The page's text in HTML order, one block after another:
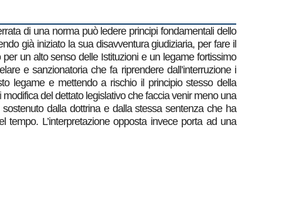
di una norma può ledere principi fondamentali dello
già iniziato la sua disavventura giudiziaria, per fare il
un alto senso delle Istituzioni e un legame fortissimo
e sanzionatoria che fa riprendere dall’interruzione i
legame e mettendo a rischio il principio stesso della
del dettato legislativo che faccia venir meno una
dalla dottrina e dalla stessa sentenza che ha
L’interpretazione opposta invece porta ad una